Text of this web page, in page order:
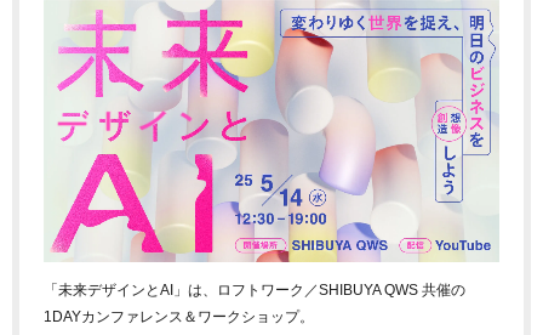
「未来デザインとAI」は、ロフトワーク／SHIBUYA QWS 共催の
1DAYカンファレンス＆ワークショップ。